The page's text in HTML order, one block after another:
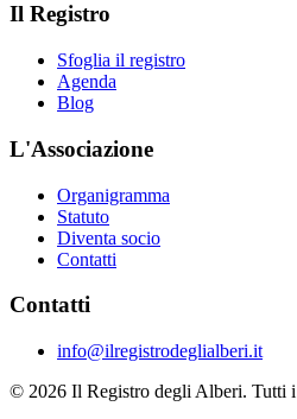
Il Registro
Sfoglia il registro
Agenda
Blog
L'Associazione
Organigramma
Statuto
Diventa socio
Contatti
Contatti
info@ilregistrodeglialberi.it
© 2026 Il Registro degli Alberi. Tutti